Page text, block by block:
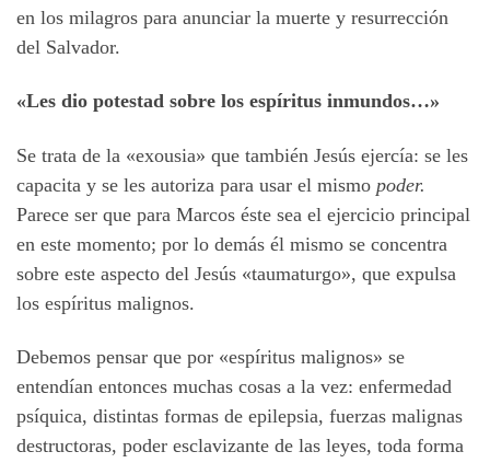
en los milagros para anunciar la muerte y resurrección
del Salvador.
«Les dio potestad sobre los espíritus inmundos…»
Se trata de la «exousia» que también Jesús ejercía: se les
capacita y se les autoriza para usar el mismo poder.
Parece ser que para Marcos éste sea el ejercicio principal
en este momento; por lo demás él mismo se concentra
sobre este aspecto del Jesús «taumaturgo», que expulsa
los espíritus malignos.
Debemos pensar que por «espíritus malignos» se
entendían entonces muchas cosas a la vez: enfermedad
psíquica, distintas formas de epilepsia, fuerzas malignas
destructoras, poder esclavizante de las leyes, toda forma